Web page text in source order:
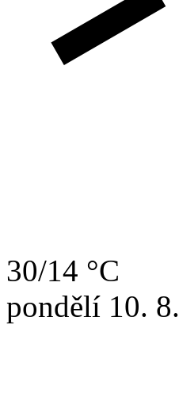
30/14 °C
pondělí 10. 8.